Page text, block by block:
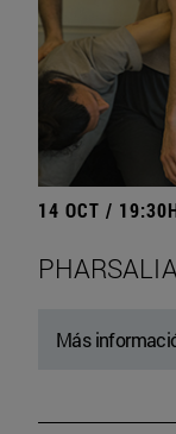
14 OCT /
Más